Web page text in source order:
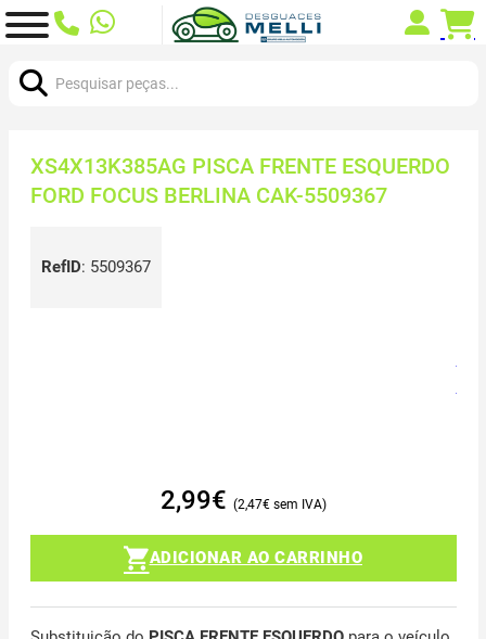
XS4X13K385AG PISCA FRENTE ESQUERDO
FORD FOCUS BERLINA CAK-5509367
RefID: 5509367
2,99€ 2,47€
ADICIONAR AO CARRINHO